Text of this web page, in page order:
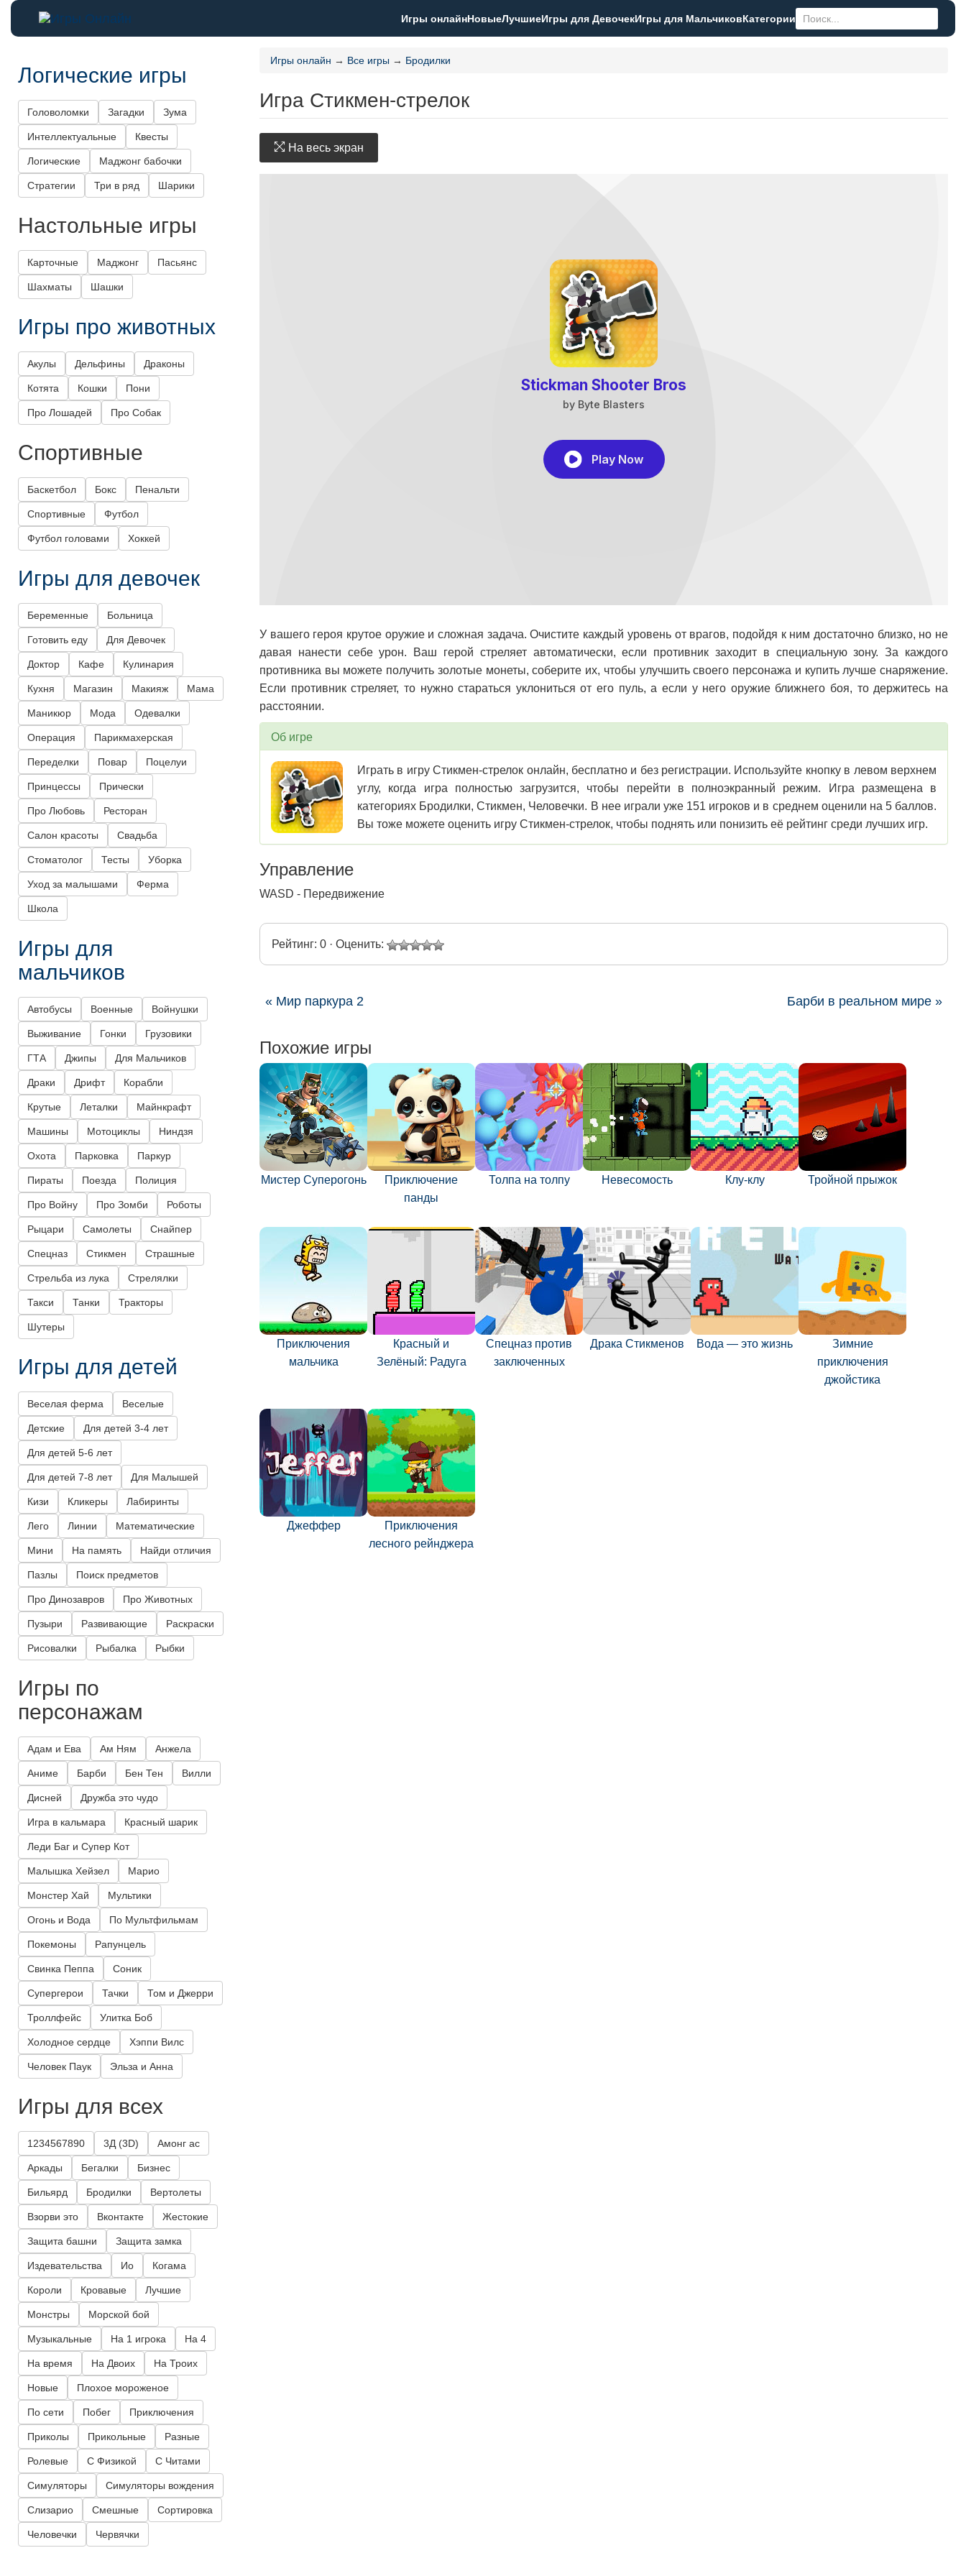
Игры онлайнНовыеЛучшиеИгры для ДевочекИгры для МальчиковКатегории
Игры онлайн → Все игры → Бродилки
Игра Стикмен-стрелок
На весь экран
У вашего героя крутое оружие и сложная задача. Очистите каждый уровень от врагов, подойдя к ним достаточно близко, но не
давая нанести себе урон. Ваш герой стреляет автоматически, если противник заходит в специальную зону. За каждого
противника вы можете получить золотые монеты, соберите их, чтобы улучшить своего персонажа и купить лучше снаряжение.
Если противник стреляет, то нужно стараться уклониться от его пуль, а если у него оружие ближнего боя, то держитесь на
расстоянии.
Об игре
Играть в игру Стикмен-стрелок онлайн, бесплатно и без регистрации. Используйте кнопку в левом верхнем
углу, когда игра полностью загрузится, чтобы перейти в полноэкранный режим. Игра размещена в
категориях Бродилки, Стикмен, Человечки. В нее играли уже 151 игроков и в среднем оценили на 5 баллов.
Вы тоже можете оценить игру Стикмен-стрелок, чтобы поднять или понизить её рейтинг среди лучших игр.
Управление
WASD - Передвижение
Рейтинг: 0 · Оценить:
« Мир паркура 2 Барби в реальном мире »
Похожие игры
Мистер Суперогонь
Приключение
панды
Толпа на толпу Невесомость Клу-клу Тройной прыжок
Приключения
мальчика
Красный и
Зелёный: Радуга
Спецназ против
заключенных
Драка Стикменов Вода — это жизнь
Зимние
приключения
джойстика
Джеффер
Приключения
лесного рейнджера
Логические игры
Головоломки Загадки Зума
Интеллектуальные Квесты
Логические Маджонг бабочки
Стратегии Три в ряд Шарики
Настольные игры
Карточные Маджонг Пасьянс
Шахматы Шашки
Игры про животных
Акулы Дельфины Драконы
Котята Кошки Пони
Про Лошадей Про Собак
Спортивные
Баскетбол Бокс Пенальти
Спортивные Футбол
Футбол головами Хоккей
Игры для девочек
Беременные Больница
Готовить еду Для Девочек
Доктор Кафе Кулинария
Кухня Магазин Макияж Мама
Маникюр Мода Одевалки
Операция Парикмахерская
Переделки Повар Поцелуи
Принцессы Прически
Про Любовь Ресторан
Салон красоты Свадьба
Стоматолог Тесты Уборка
Уход за малышами Ферма
Школа
Игры для
мальчиков
Автобусы Военные Войнушки
Выживание Гонки Грузовики
ГТА Джипы Для Мальчиков
Драки Дрифт Корабли
Крутые Леталки Майнкрафт
Машины Мотоциклы Ниндзя
Охота Парковка Паркур
Пираты Поезда Полиция
Про Войну Про Зомби Роботы
Рыцари Самолеты Снайпер
Спецназ Стикмен Страшные
Стрельба из лука Стрелялки
Такси Танки Тракторы
Шутеры
Игры для детей
Веселая ферма Веселые
Детские Для детей 3-4 лет
Для детей 5-6 лет
Для детей 7-8 лет Для Малышей
Кизи Кликеры Лабиринты
Лего Линии Математические
Мини На память Найди отличия
Пазлы Поиск предметов
Про Динозавров Про Животных
Пузыри Развивающие Раскраски
Рисовалки Рыбалка Рыбки
Игры по
персонажам
Адам и Ева Ам Ням Анжела
Аниме Барби Бен Тен Вилли
Дисней Дружба это чудо
Игра в кальмара Красный шарик
Леди Баг и Супер Кот
Малышка Хейзел Марио
Монстер Хай Мультики
Огонь и Вода По Мультфильмам
Покемоны Рапунцель
Свинка Пеппа Соник
Супергерои Тачки Том и Джерри
Троллфейс Улитка Боб
Холодное сердце Хэппи Вилс
Человек Паук Эльза и Анна
Игры для всех
1234567890 3Д (3D) Амонг ас
Аркады Бегалки Бизнес
Бильярд Бродилки Вертолеты
Взорви это Вконтакте Жестокие
Защита башни Защита замка
Издевательства Ио Когама
Короли Кровавые Лучшие
Монстры Морской бой
Музыкальные На 1 игрока На 4
На время На Двоих На Троих
Новые Плохое мороженое
По сети Побег Приключения
Приколы Прикольные Разные
Ролевые С Физикой С Читами
Симуляторы Симуляторы вождения
Слизарио Смешные Сортировка
Человечки Червячки